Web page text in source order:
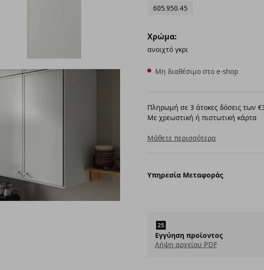
605.950.45
Χρώμα:
ανοιχτό γκρι
Μη διαθέσιμο στο e-shop
Πληρωμή σε 3 άτοκες δόσεις των
Με χρεωστική ή πιστωτική κάρτα
Μάθετε περισσότερα
Υπηρεσία Μεταφοράς
Εγγύηση προϊοντος
Λήψη αρχείου PDF